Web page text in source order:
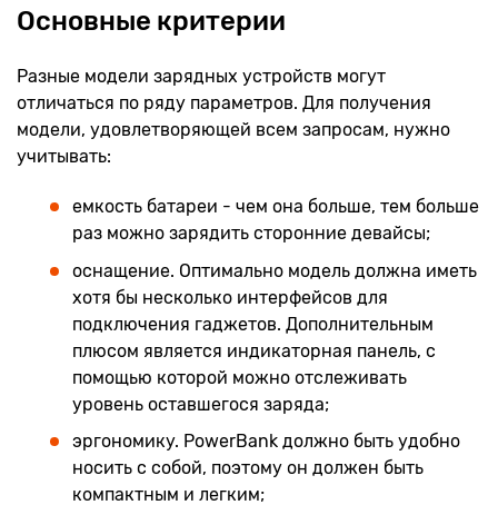
Основные критерии
Разные модели зарядных устройств могут
отличаться по ряду параметров. Для получения
модели, удовлетворяющей всем запросам, нужно
учитывать:
емкость батареи - чем она больше, тем больше
раз можно зарядить сторонние девайсы;
оснащение. Оптимально модель должна иметь
хотя бы несколько интерфейсов для
подключения гаджетов. Дополнительным
плюсом является индикаторная панель, с
помощью которой можно отслеживать
уровень оставшегося заряда;
эргономику. PowerBank должно быть удобно
носить с собой, поэтому он должен быть
компактным и легким;